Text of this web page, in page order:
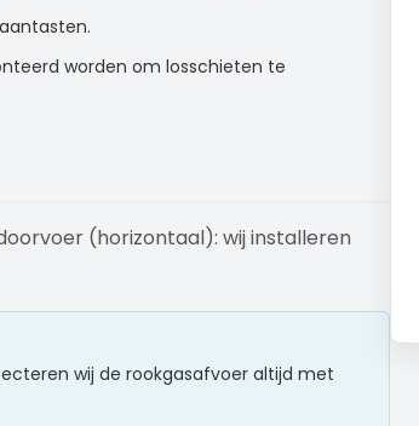
worden om losschieten te
(horizontaal): wij installeren
wij de rookgasafvoer altijd met